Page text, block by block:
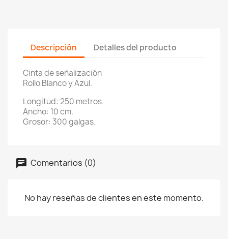
Descripción Detalles del producto
Cinta de señalización
Rollo Blanco y Azul.
Longitud: 250 metros.
Ancho: 10 cm.
Grosor: 300 galgas.
Comentarios (0)
No hay reseñas de clientes en este momento.